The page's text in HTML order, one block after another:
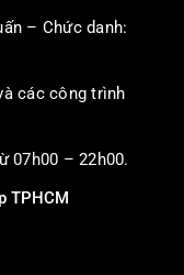
– Chức danh:
các công trình
07h00 – 22h00.
TPHCM